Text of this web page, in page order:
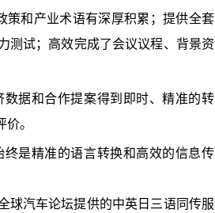
策和产业术语有深厚积累；提供全套
测试；高效完成了会议议程、背景资
据和合作提案得到即时、精准的转
。
是精准的语言转换和高效的信息传
球汽车论坛提供的中英日三语同传服